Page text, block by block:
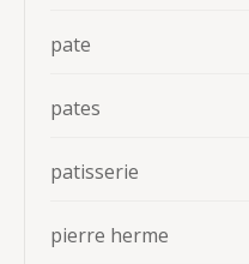
pate
pates
patisserie
pierre herme